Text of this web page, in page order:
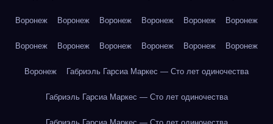
Воронеж Воронеж Воронеж Воронеж Воронеж Воронеж
Воронеж Воронеж Воронеж Воронеж Воронеж Воронеж
Воронеж Габриэль Гарсиа Маркес — Сто лет одиночества
Габриэль Гарсиа Маркес — Сто лет одиночества